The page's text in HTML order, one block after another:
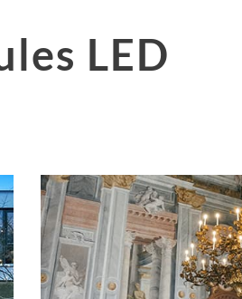
LED